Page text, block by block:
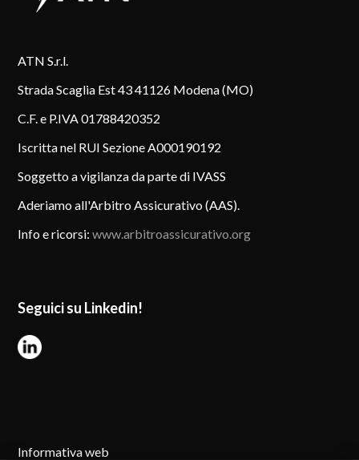
ATN S.r.l.
Strada Scaglia Est 43 41126 Modena (MO)
C.F. e P.IVA 01788420352
Iscritta nel RUI Sezione A000190192
Soggetto a vigilanza da parte di IVASS
Aderiamo all'Arbitro Assicurativo (AAS).
Info e ricorsi:www.arbitroassicurativo.org
Seguici su Linkedin!
Informativa web